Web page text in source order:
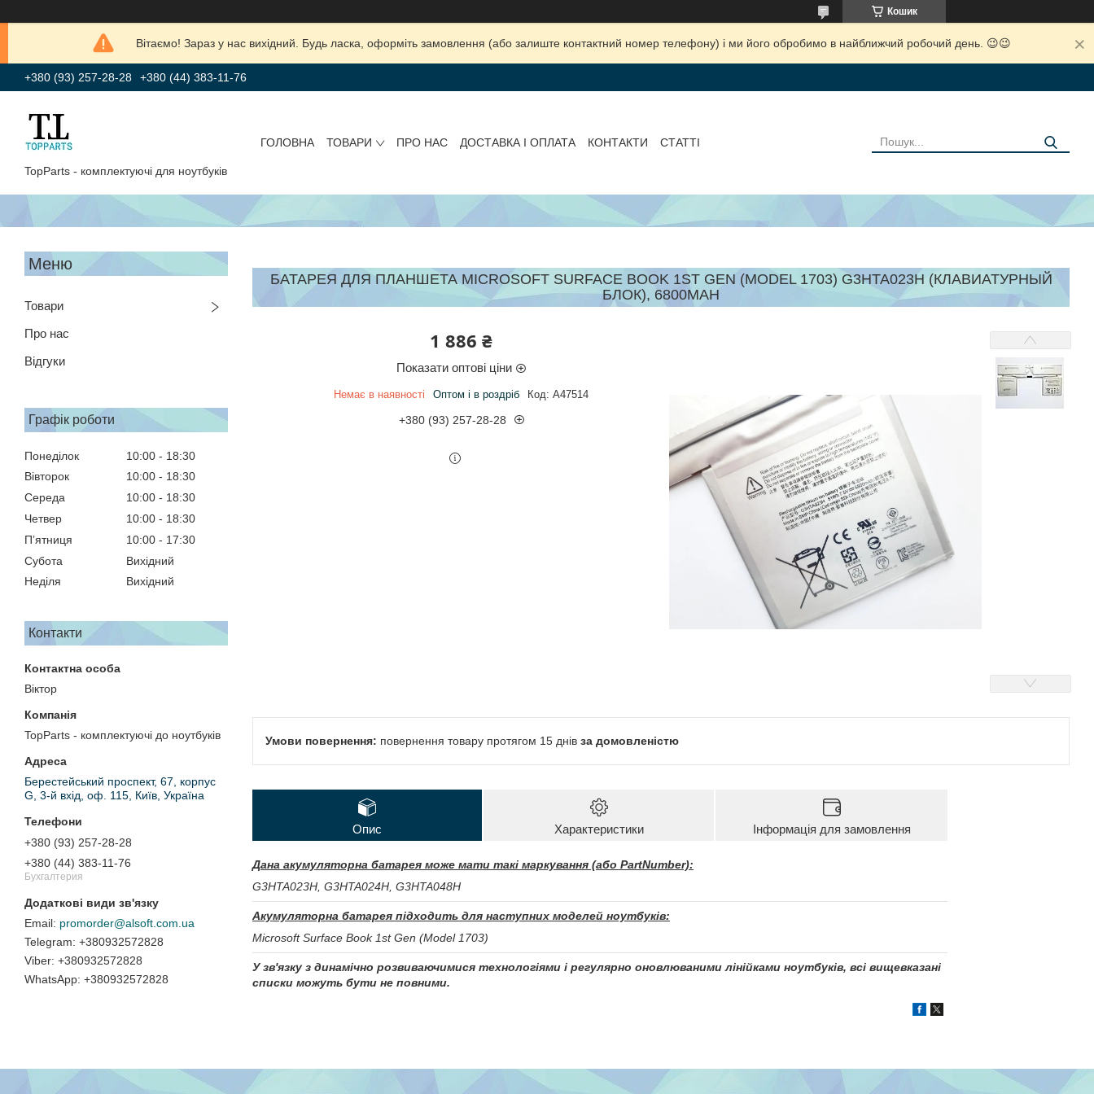
Кошик
Вітаємо! Зараз у нас вихідний. Будь ласка, оформіть замовлення (або залиште контактний номер телефону) і ми його обробимо в найближчий робочий день. 😉😉
+380 (93) 257-28-28 +380 (44) 383-11-76
TopParts - комплектуючі для ноутбуків
ГОЛОВНА ТОВАРИ ПРО НАС ДОСТАВКА І ОПЛАТА КОНТАКТИ СТАТТІ
Товари
Про нас
Відгуки
Графік роботи
Понеділок 10:00
18:30
Вівторок
10:00
18:30
Середа
10:00
18:30
Четвер
10:00
18:30
Пʼятниця
10:00
17:30
Субота
Вихідний
Неділя
Вихідний
Контакти
Віктор
TopParts - комплектуючі до ноутбуків
Берестейський проспект, 67, корпус
G, 3-й вхід, оф. 115, Київ, Україна
+380 (93) 257-28-28
+380 (44) 383-11-76
Бухгалтерия
promorder@alsoft.com.ua
+380932572828
+380932572828
+380932572828
БАТАРЕЯ ДЛЯ ПЛАНШЕТА MICROSOFT SURFACE BOOK 1ST GEN (MODEL 1703) G3HTA023H (КЛАВИАТУРНЫЙ
БЛОК), 6800MAH
1 886 ₴
Показати оптові ціни
Немає в наявності Оптом і в роздріб Код: A47514
+380 (93) 257-28-28
повернення товару протягом 15 днів за домовленістю
Опис Характеристики Інформація для замовлення
Дана акумуляторна батарея може мати такі маркування (або PartNumber):
G3HTA023H, G3HTA024H, G3HTA048H
Акумуляторна батарея підходить для наступних моделей ноутбуків:
Microsoft Surface Book 1st Gen (Model 1703)
У зв'язку з динамічно розвиваючимися технологіями і регулярно оновлюваними лінійками ноутбуків, всі вищевказані
списки можуть бути не повними.